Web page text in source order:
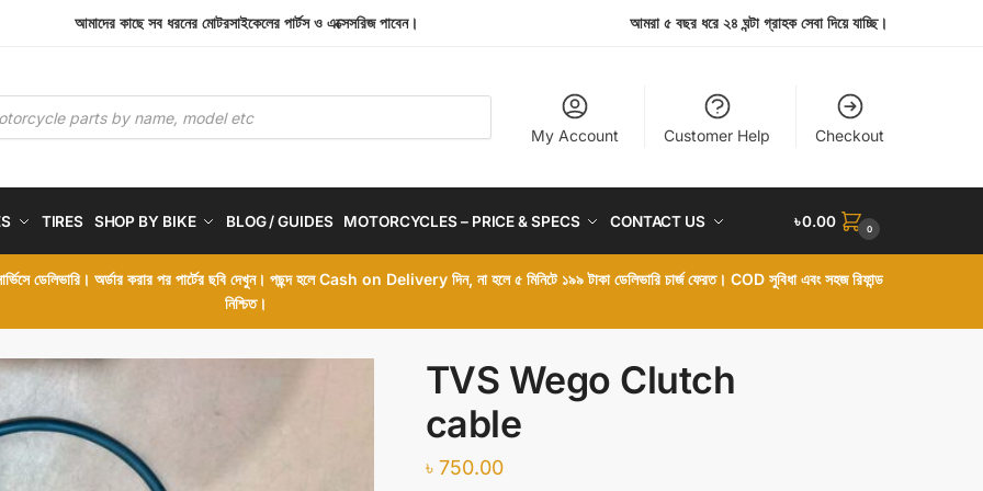
আমাদের কাছে সব ধরনের মোটরসাইকেলের পার্টস ও এক্সেসরিজ পাবেন। আমরা ৫ বছর ধরে ২৪ ঘন্টা গ্রাহক সেবা দিয়ে যাচ্ছি।
My Account Customer Help Checkout
TIRES SHOP BY BIKE BLOG / GUIDES MOTORCYCLES – PRICE & SPECS CONTACT US ৳0.00 0
ডেলিভারি। অর্ডার করার পর পার্টের ছবি দেখুন। পছন্দ হলে Cash on Delivery দিন, না হলে ৫ মিনিটে ১৯৯ টাকা ডেলিভারি চার্জ ফেরত। COD সুবিধা এবং সহজ রিফান্ড
নিশ্চিত।
TVS Wego Clutch
cable
৳ 750.00